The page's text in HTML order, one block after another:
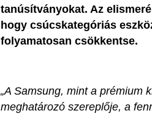
tanúsítványokat. Az
hogy csúcskategóriás
folyamatosan csökkentse.
„A Samsung, mint a prémium
meghatározó szereplője, a